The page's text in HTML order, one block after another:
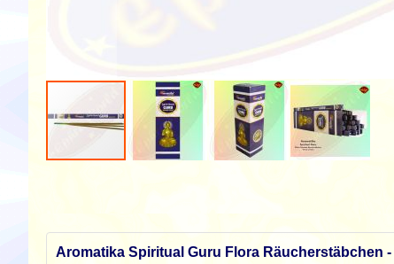
Aromatika Spiritual Guru Flora Räucherstäbchen -